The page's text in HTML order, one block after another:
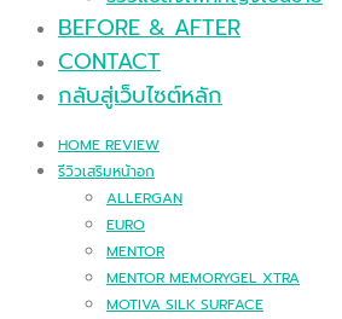
BEFORE & AFTER
CONTACT
กลับสู่เว็บไซต์หลัก
HOME REVIEW
รีวิวเสริมหน้าอก
ALLERGAN
EURO
MENTOR
MENTOR MEMORYGEL XTRA
MOTIVA SILK SURFACE